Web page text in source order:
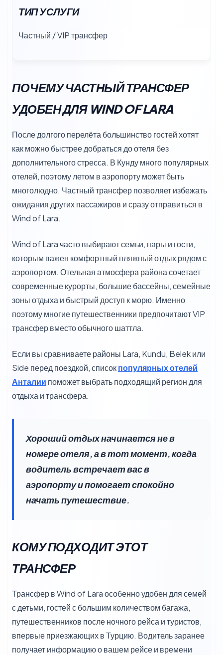
ТИП УСЛУГИ
Частный / VIP трансфер
ПОЧЕМУ ЧАСТНЫЙ ТРАНСФЕР
УДОБЕН ДЛЯ WIND OF LARA
После долгого перелёта большинство гостей хотят
как можно быстрее добраться до отеля без
дополнительного стресса. В Кунду много популярных
отелей, поэтому летом в аэропорту может быть
многолюдно. Частный трансфер позволяет избежать
ожидания других пассажиров и сразу отправиться в
Wind of Lara.
Wind of Lara часто выбирают семьи, пары и гости,
которым важен комфортный пляжный отдых рядом с
аэропортом. Отельная атмосфера района сочетает
современные курорты, большие бассейны, семейные
зоны отдыха и быстрый доступ к морю. Именно
поэтому многие путешественники предпочитают VIP
трансфер вместо обычного шаттла.
Если вы сравниваете районы Lara, Kundu, Belek или
Side перед поездкой, списокпопулярных отелей
Анталии поможет выбрать подходящий регион для
отдыха и трансфера.
Хороший отдых начинается не в
номере отеля, а в тот момент, когда
водитель встречает вас в
аэропорту и помогает спокойно
начать путешествие.
КОМУ ПОДХОДИТ ЭТОТ
ТРАНСФЕР
Трансфер в Wind of Lara особенно удобен для семей
с детьми, гостей с большим количеством багажа,
путешественников после ночного рейса и туристов,
впервые приезжающих в Турцию. Водитель заранее
получает информацию о вашем рейсе и времени